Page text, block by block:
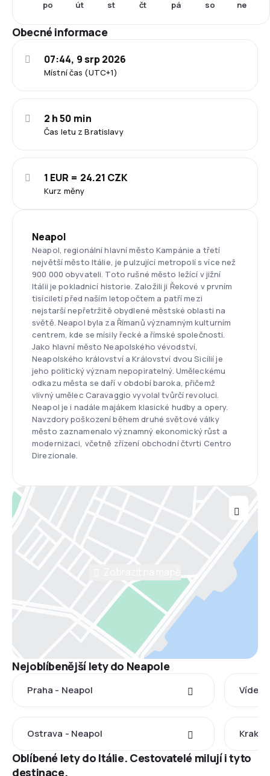
po út st čt pá so ne
Obecné informace
Místní čas (UTC+1)
07:44, 9 srp 2026
Čas letu z Bratislavy
2 h 50 min
Kurz měny
1 EUR = 24.21 CZK
Neapol
Neapol, regionální hlavní město Kampánie a třetí
největší město Itálie, je pulzující metropolí s více než
900 000 obyvateli. Toto rušné město ležící v jižní
Itálii je pokladnicí historie. Založili ji Řekové v prvním
tisíciletí před naším letopočtem a patří mezi
nejstarší nepřetržitě obydlené městské oblasti na
světě. Neapol byla za Římanů významným kulturním
centrem, kde se mísily řecké a římské společnosti.
Jako hlavní město Neapolského vévodství,
Neapolského království a Království dvou Sicílií je
jeho politický význam nepopiratelný. Uměleckému
odkazu města se daří v období baroka, přičemž
vlivný umělec Caravaggio vyvolal tvůrčí revoluci.
Neapol je i nadále majákem klasické hudby a opery.
Navzdory poškození během druhé světové války
město zaznamenalo významný ekonomický růst a
modernizaci, včetně zřízení obchodní čtvrti Centro
Direzionale.
Nejoblíbenější lety do Neapole
Praha - Neapol Vídeň
Ostrava - Neapol
Oblíbené lety do Itálie. Cestovatelé milují i tyto
destinace.